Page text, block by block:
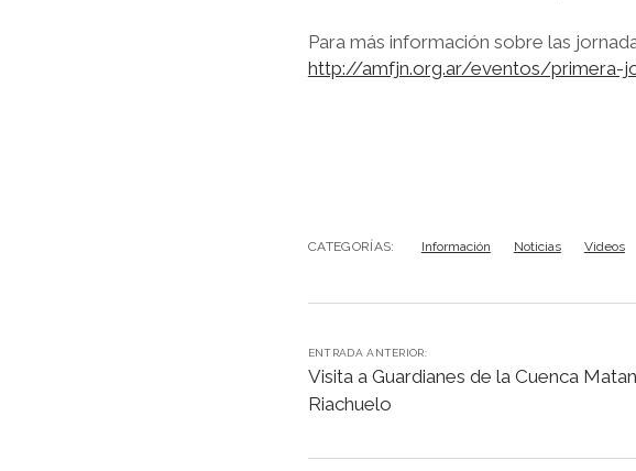
Para más información sobre las
http://amfjn.org.ar/eventos/primera-
CATEGORÍAS: Información Noticias Videos
ENTRADA ANTERIOR:
Visita a Guardianes de la Cuenca
Riachuelo